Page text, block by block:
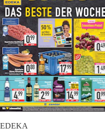
EDEKA